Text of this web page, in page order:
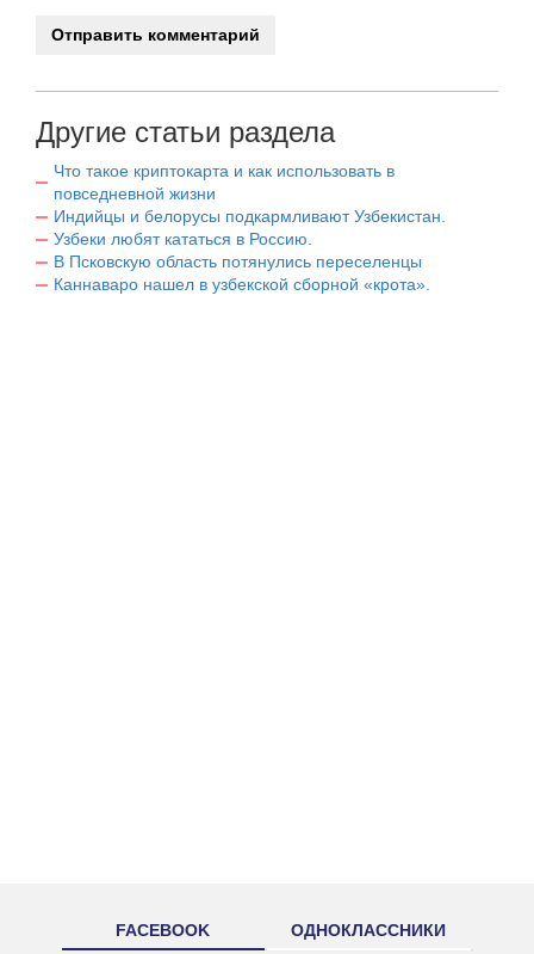
Другие статьи раздела
Что такое криптокарта и как использовать в
повседневной жизни
Индийцы и белорусы подкармливают Узбекистан.
Узбеки любят кататься в Россию.
В Псковскую область потянулись переселенцы
Каннаваро нашел в узбекской сборной «крота».
FACEBOOK ОДНОКЛАССНИКИ